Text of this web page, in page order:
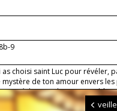
9
as choisi saint Luc pour révéler,
mystère de ton amour envers
se réclament de ton nom
âme, et à tous les peuples duveille